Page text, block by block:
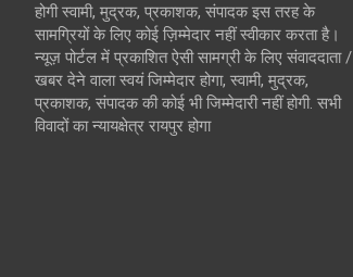
होगी स्वामी, मुद्रक, प्रकाशक, संपादक इस तरह के
सामग्रियों के लिए कोई ज़िम्मेदार नहीं स्वीकार करता है।
न्यूज़ पोर्टल में प्रकाशित ऐसी सामग्री के लिए संवाददाता /
खबर देने वाला स्वयं जिम्मेदार होगा, स्वामी, मुद्रक,
प्रकाशक, संपादक की कोई भी जिम्मेदारी नहीं होगी. सभी
विवादों का न्यायक्षेत्र रायपुर होगा